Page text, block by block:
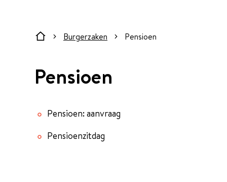
StartpaginaBurgerzaken Pensioen
Pensioen
Thema's
Pensioen: aanvraag
Pensioenzitdag